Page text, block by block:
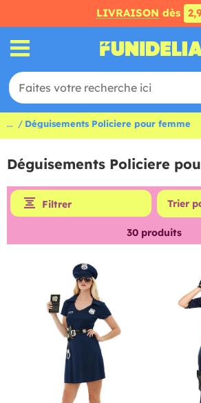
LIVRAISON dès
... Déguisements Policiere pour femme
Déguisements Policiere
Filtrer
30 produits